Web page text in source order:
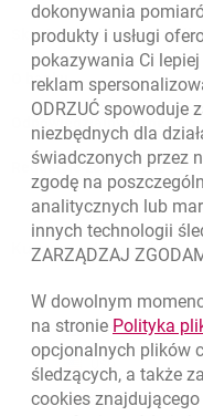
Skontaktuj się ze
O banku
Kursy wymiany walut
Kursy wymiany walut.
WALUTA
EUR
USD
CHF
Odpowiedzialny biznes
Regulacje zewnętrzne
dokonywania
produkty i usługi
pokazywania Ci
reklam
ODRZUĆ spowoduje
niezbędnych dla
świadczonych przez
zgodę na
analitycznych lub
innych technologii
ZARZĄDZAJ
W dowolnym
na stronie Polityka
opcjonalnych plików
śledzących, a także
cookies